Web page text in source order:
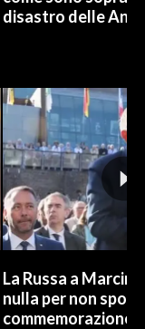
disastro delle
La Russa a
nulla per non
commemorazione